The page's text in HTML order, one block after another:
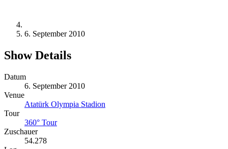
6. September 2010
Show Details
Datum
6. September 2010
Venue
Atatürk Olympia Stadion
Tour
360° Tour
Zuschauer
54.278